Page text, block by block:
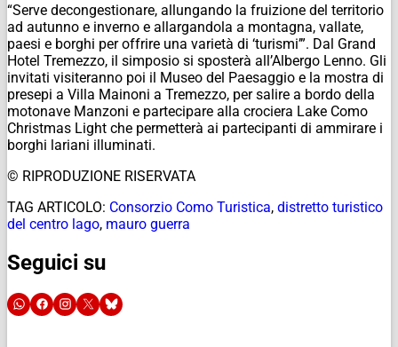
“Serve decongestionare, allungando la fruizione del territorio
ad autunno e inverno e allargandola a montagna, vallate,
paesi e borghi per offrire una varietà di ‘turismi’”. Dal Grand
Hotel Tremezzo, il simposio si sposterà all’Albergo Lenno. Gli
invitati visiteranno poi il Museo del Paesaggio e la mostra di
presepi a Villa Mainoni a Tremezzo, per salire a bordo della
motonave Manzoni e partecipare alla crociera Lake Como
Christmas Light che permetterà ai partecipanti di ammirare i
borghi lariani illuminati.
© RIPRODUZIONE RISERVATA
TAG ARTICOLO: Consorzio Como Turistica, distretto turistico
del centro lago, mauro guerra
Seguici su